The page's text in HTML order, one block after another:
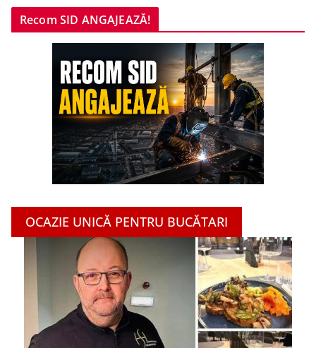
Recom SID ANGAJEAZĂ!
OCAZIE UNICĂ PENTRU BUCĂTARI